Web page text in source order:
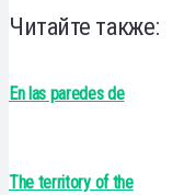
Читайте также:
En las paredes de
The territory of the